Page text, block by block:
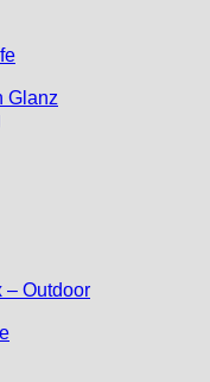
Glanz
– Outdoor